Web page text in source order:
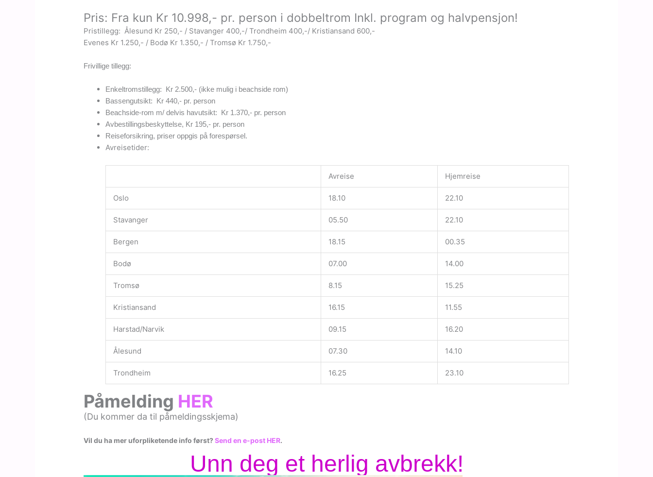
Pris: Fra kun Kr 10.998,- pr. person i dobbeltrom Inkl. program og halvpensjon!
Pristillegg: Ålesund Kr 250,- / Stavanger 400,-/ Trondheim 400,-/ Kristiansand 600,-
Evenes Kr 1.250,- / Bodø Kr 1.350,- / Tromsø Kr 1.750,-
Frivillige tillegg:
Enkeltromstillegg: Kr 2.500,- (ikke mulig i beachside rom)
Bassengutsikt: Kr 440,- pr. person
Beachside-rom m/ delvis havutsikt: Kr 1.370,- pr. person
Avbestillingsbeskyttelse, Kr 195,- pr. person
Reiseforsikring, priser oppgis på forespørsel.
Avreisetider:
Avreise Hjemreise
Oslo 18.10 22.10
Stavanger 05.50 22.10
Bergen 18.15 00.35
Bodø 07.00 14.00
Tromsø 8.15 15.25
Kristiansand 16.15 11.55
Harstad/Narvik 09.15 16.20
Ålesund 07.30 14.10
Trondheim 16.25 23.10
Påmelding HER
(Du kommer da til påmeldingsskjema)
Vil du ha mer uforpliketende info først? Send en e-post HER.
Unn deg et herlig avbrekk!